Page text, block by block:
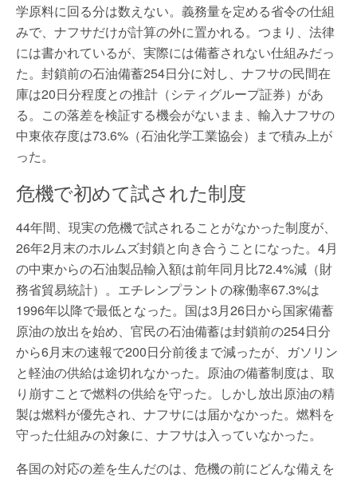
学原料に回る分は数えない。義務量を定める省令の仕組
みで、ナフサだけが計算の外に置かれる。つまり、法律
には書かれているが、実際には備蓄されない仕組みだっ
た。封鎖前の石油備蓄254日分に対し、ナフサの民間在
庫は20日分程度との推計（シティグループ証券）があ
る。この落差を検証する機会がないまま、輸入ナフサの
中東依存度は73.6%（石油化学工業協会）まで積み上が
った。
危機で初めて試された制度
44年間、現実の危機で試されることがなかった制度が、
26年2月末のホルムズ封鎖と向き合うことになった。4月
の中東からの石油製品輸入額は前年同月比72.4%減（財
務省貿易統計）。エチレンプラントの稼働率67.3%は
1996年以降で最低となった。国は3月26日から国家備蓄
原油の放出を始め、官民の石油備蓄は封鎖前の254日分
から6月末の速報で200日分前後まで減ったが、ガソリン
と軽油の供給は途切れなかった。原油の備蓄制度は、取
り崩すことで燃料の供給を守った。しかし放出原油の精
製は燃料が優先され、ナフサには届かなかった。燃料を
守った仕組みの対象に、ナフサは入っていなかった。
各国の対応の差を生んだのは、危機の前にどんな備えを